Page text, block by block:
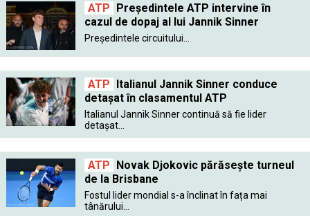
ATP Preşedintele ATP intervine în
cazul de dopaj al lui Jannik Sinner
Preşedintele circuitului...
ATP Italianul Jannik Sinner conduce
detașat în clasamentul ATP
Italianul Jannik Sinner continuă să fie lider
detașat...
ATP Novak Djokovic părăsește turneul
de la Brisbane
Fostul lider mondial s-a înclinat în fața mai
tânărului...